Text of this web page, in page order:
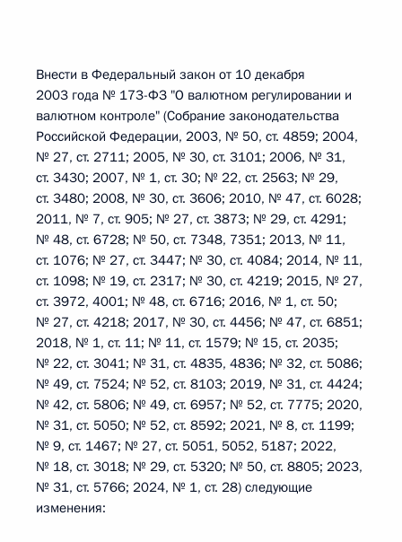
Внести в Федеральный закон от 10 декабря
2003 года № 173-ФЗ "О валютном регулировании и
валютном контроле" (Собрание законодательства
Российской Федерации, 2003, № 50, ст. 4859; 2004,
№ 27, ст. 2711; 2005, № 30, ст. 3101; 2006, № 31,
ст. 3430; 2007, № 1, ст. 30; № 22, ст. 2563; № 29,
ст. 3480; 2008, № 30, ст. 3606; 2010, № 47, ст. 6028;
2011, № 7, ст. 905; № 27, ст. 3873; № 29, ст. 4291;
№ 48, ст. 6728; № 50, ст. 7348, 7351; 2013, № 11,
ст. 1076; № 27, ст. 3447; № 30, ст. 4084; 2014, № 11,
ст. 1098; № 19, ст. 2317; № 30, ст. 4219; 2015, № 27,
ст. 3972, 4001; № 48, ст. 6716; 2016, № 1, ст. 50;
№ 27, ст. 4218; 2017, № 30, ст. 4456; № 47, ст. 6851;
2018, № 1, ст. 11; № 11, ст. 1579; № 15, ст. 2035;
№ 22, ст. 3041; № 31, ст. 4835, 4836; № 32, ст. 5086;
№ 49, ст. 7524; № 52, ст. 8103; 2019, № 31, ст. 4424;
№ 42, ст. 5806; № 49, ст. 6957; № 52, ст. 7775; 2020,
№ 31, ст. 5050; № 52, ст. 8592; 2021, № 8, ст. 1199;
№ 9, ст. 1467; № 27, ст. 5051, 5052, 5187; 2022,
№ 18, ст. 3018; № 29, ст. 5320; № 50, ст. 8805; 2023,
№ 31, ст. 5766; 2024, № 1, ст. 28) следующие
изменения: